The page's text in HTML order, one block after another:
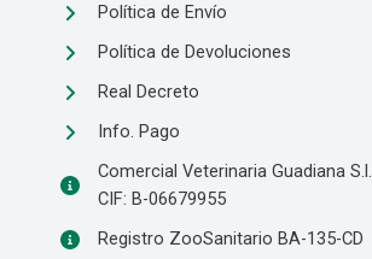
Política de Envío
Política de Devoluciones
Real Decreto
Info. Pago
Comercial Veterinaria Guadiana S.l.
CIF: B-06679955
Registro ZooSanitario BA-135-CD